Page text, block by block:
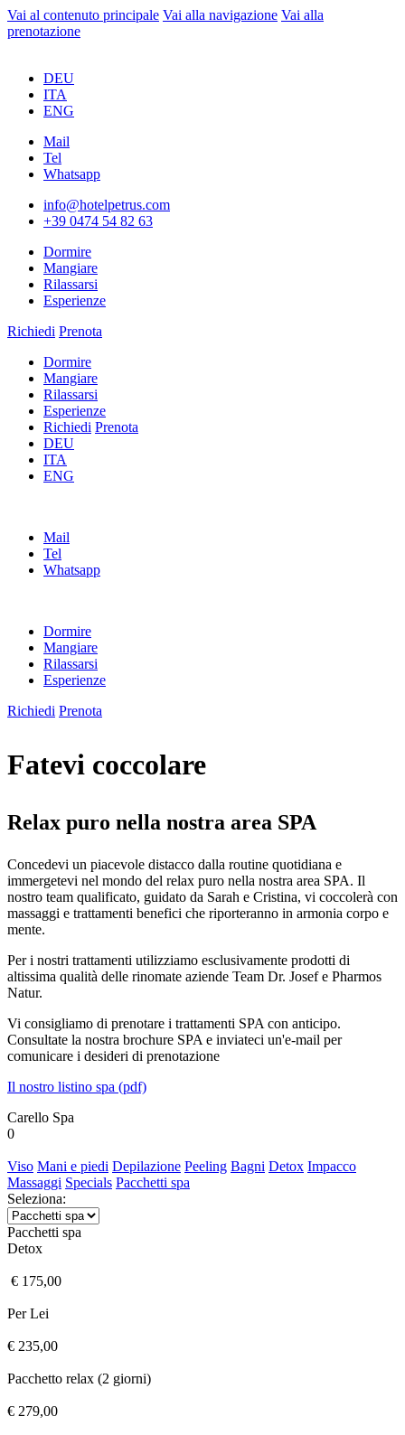
Vai al contenuto principale Vai alla navigazione Vai alla
prenotazione
DEU
ITA
ENG
Mail
Tel
Whatsapp
info@hotelpetrus.com
+39 0474 54 82 63
Dormire
Mangiare
Rilassarsi
Esperienze
Richiedi Prenota
Dormire
Mangiare
Rilassarsi
Esperienze
Richiedi Prenota
DEU
ITA
ENG
Mail
Tel
Whatsapp
Dormire
Mangiare
Rilassarsi
Esperienze
Richiedi Prenota
Fatevi coccolare
Relax puro nella nostra area SPA
Concedevi un piacevole distacco dalla routine quotidiana e
immergetevi nel mondo del relax puro nella nostra area SPA. Il
nostro team qualificato, guidato da Sarah e Cristina, vi coccolerà con
massaggi e trattamenti benefici che riporteranno in armonia corpo e
mente.
Per i nostri trattamenti utilizziamo esclusivamente prodotti di
altissima qualità delle rinomate aziende Team Dr. Josef e Pharmos
Natur.
Vi consigliamo di prenotare i trattamenti SPA con anticipo.
Consultate la nostra brochure SPA e inviateci un'e-mail per
comunicare i desideri di prenotazione
Il nostro listino spa (pdf)
Carello Spa
0
Viso Mani e piedi Depilazione Peeling Bagni Detox Impacco
Massaggi Specials Pacchetti spa
Seleziona:
Pacchetti spa
Detox
€ 175,00
Per Lei
€ 235,00
Pacchetto relax (2 giorni)
€ 279,00